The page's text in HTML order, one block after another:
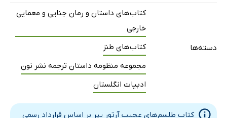
حلقه
نامه‌ها
دسته‌ها
کتاب‌های داستان و رمان جنایی و معمایی
خارجی
کتاب‌های طنز
مجموعه منظومه داستان ترجمه نشر نون
ادبیات انگلستان
کتاب طلسم‌های عجیب آرتور پپر بر اساس قرارداد رسمی